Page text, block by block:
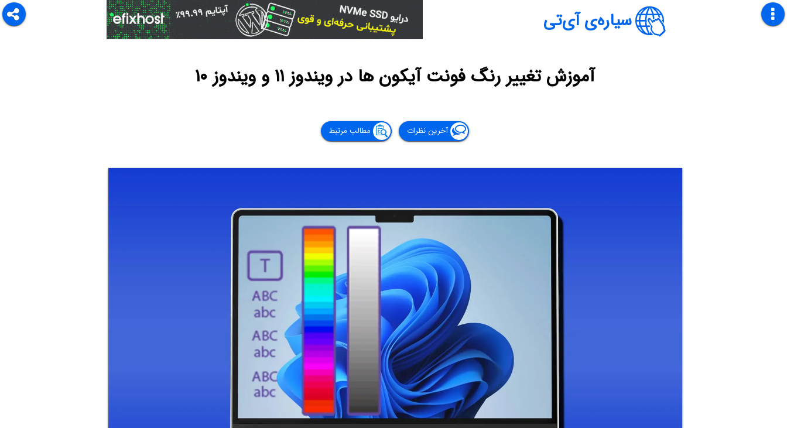
سیاره‌ی آی‌تی
آموزش تغییر رنگ فونت آیکون ها در ویندوز ۱۱ و ویندوز ۱۰
آخرین نظرات مطالب مرتبط